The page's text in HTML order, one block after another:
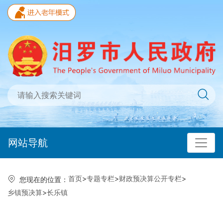
网站导航
您现在的位置： 首页>专题专栏>财政预决算公开专栏>
乡镇预决算>长乐镇